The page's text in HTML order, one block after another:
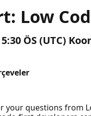
Low
ÖS (UTC)
your questions from